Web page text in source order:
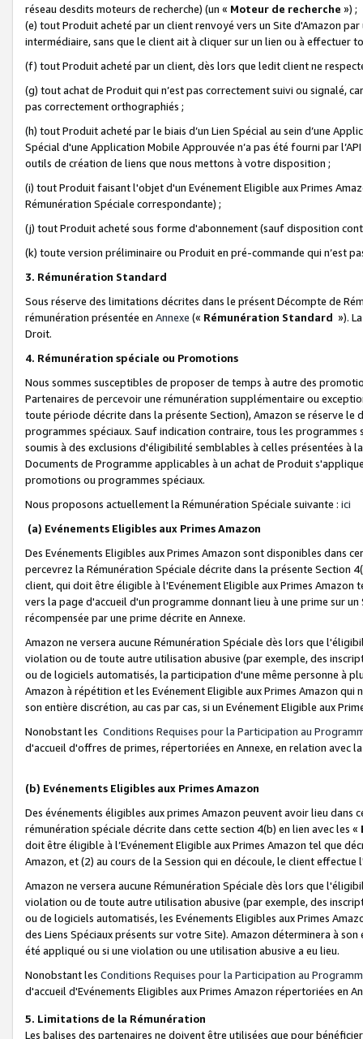
réseau desdits moteurs de recherche) (un « Moteur de recherche ») ;
(e) tout Produit acheté par un client renvoyé vers un Site d'Amazon
intermédiaire, sans que le client ait à cliquer sur un lien ou à
(f) tout Produit acheté par un client, dès lors que ledit client ne
(g) tout achat de Produit qui n’est pas correctement suivi ou signalé,
pas correctement orthographiés ;
(h) tout Produit acheté par le biais d’un Lien Spécial au sein d’une
Spécial d'une Application Mobile Approuvée n’a pas été fourni par
outils de création de liens que nous mettons à votre disposition ;
(i) tout Produit faisant l'objet d'un Evénement Eligible aux Primes
Rémunération Spéciale correspondante) ;
(j) tout Produit acheté sous forme d'abonnement (sauf disposition
(k) toute version préliminaire ou Produit en pré-commande qui n’est
3. Rémunération Standard
Sous réserve des limitations décrites dans le présent Décompte de
rémunération présentée en Annexe (« Rémunération Standard »).
Droit.
4. Rémunération spéciale ou Promotions
Nous sommes susceptibles de proposer de temps à autre des
Partenaires de percevoir une rémunération supplémentaire ou
toute période décrite dans la présente Section), Amazon se réserve
programmes spéciaux. Sauf indication contraire, tous les
soumis à des exclusions d'éligibilité semblables à celles présentées à
Documents de Programme applicables à un achat de Produit
promotions ou programmes spéciaux.
Nous proposons actuellement la Rémunération Spéciale suivante : ici
(a) Evénements Eligibles aux Primes Amazon
Des Evénements Eligibles aux Primes Amazon sont disponibles dans
percevrez la Rémunération Spéciale décrite dans la présente Section
client, qui doit être éligible à l'Evénement Eligible aux Primes Amazon
vers la page d'accueil d'un programme donnant lieu à une prime sur
récompensée par une prime décrite en Annexe.
Amazon ne versera aucune Rémunération Spéciale dès lors que
violation ou de toute autre utilisation abusive (par exemple, des
ou de logiciels automatisés, la participation d'une même personne à
Amazon à répétition et les Evénement Eligible aux Primes Amazon qui
son entière discrétion, au cas par cas, si un Evénement Eligible aux
Nonobstant les Conditions Requises pour la Participation au
d'accueil d'offres de primes, répertoriées en Annexe, en relation avec
(b) Evénements Eligibles aux Primes Amazon
Des événements éligibles aux primes Amazon peuvent avoir lieu dans
rémunération spéciale décrite dans cette section 4(b) en lien avec les «
doit être éligible à l’Evénement Eligible aux Primes Amazon tel que
Amazon, et (2) au cours de la Session qui en découle, le client
Amazon ne versera aucune Rémunération Spéciale dès lors que
violation ou de toute autre utilisation abusive (par exemple, des
ou de logiciels automatisés, les Evénements Eligibles aux Primes
des Liens Spéciaux présents sur votre Site). Amazon déterminera à
été appliqué ou si une violation ou une utilisation abusive a eu lieu.
Nonobstant les Conditions Requises pour la Participation au
d'accueil d'Evénements Eligibles aux Primes Amazon répertoriées en
5. Limitations de la Rémunération
Les balises des partenaires ne doivent être utilisées que pour